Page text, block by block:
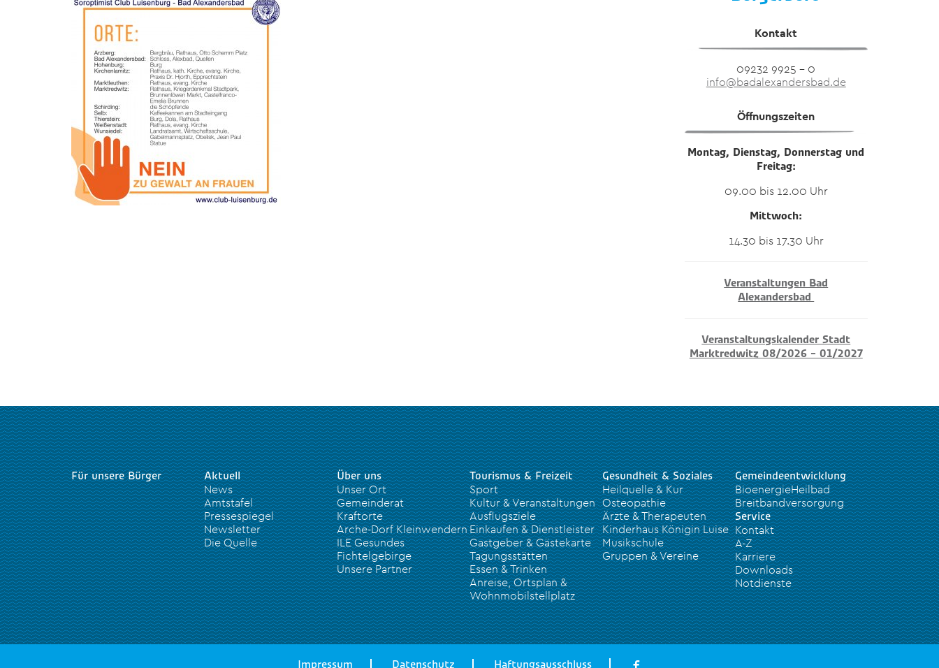
Kontakt
09232 9925 – 0
info@badalexandersbad.de
Öffnungszeiten
Montag, Dienstag, Donnerstag und
Freitag:
09.00 bis 12.00 Uhr
Mittwoch:
14.30 bis 17.30 Uhr
Veranstaltungen Bad
Alexandersbad
Veranstaltungskalender Stadt
Marktredwitz 08/2026 – 01/2027
Für unsere Bürger
Aktuell
News
Amtstafel
Pressespiegel
Newsletter
Die Quelle
Über uns
Unser Ort
Gemeinderat
Kraftorte
Arche-Dorf Kleinwendern
ILE Gesundes
Fichtelgebirge
Unsere Partner
Tourismus & Freizeit
Sport
Kultur & Veranstaltungen
Ausflugsziele
Einkaufen & Dienstleister
Gastgeber & Gästekarte
Tagungsstätten
Essen & Trinken
Anreise, Ortsplan &
Wohnmobilstellplatz
Gesundheit & Soziales
Heilquelle & Kur
Osteopathie
Ärzte & Therapeuten
Kinderhaus Königin Luise
Musikschule
Gruppen & Vereine
Gemeindeentwicklung
BioenergieHeilbad
Breitbandversorgung
Service
Kontakt
A-Z
Karriere
Downloads
Notdienste
Impressum Datenschutz Haftungsausschluss